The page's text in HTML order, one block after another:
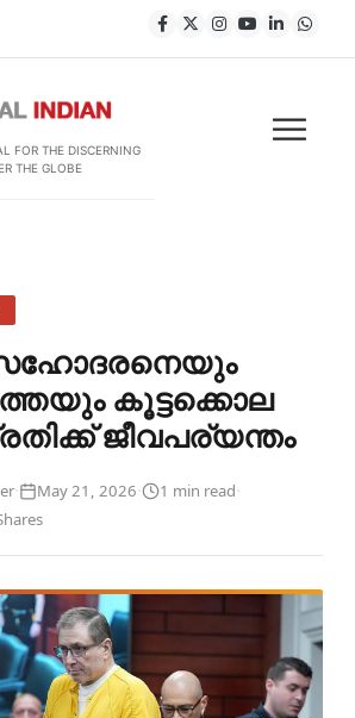
FOR THE DISCERNING
THE GLOBE
കൂട്ടക്കൊല
ജീവപര്യന്തം
· May 21, 2026· 1 min read·